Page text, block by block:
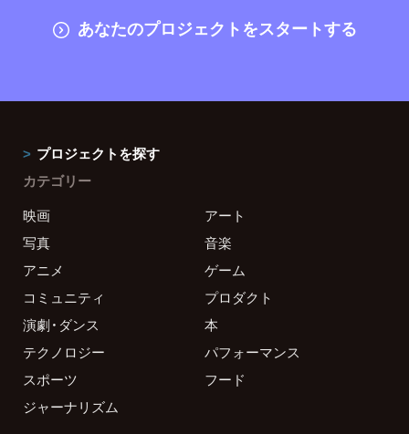
あなたのプロジェクトをスタートする
プロジェクトを探す
カテゴリー
映画
アート
写真
音楽
アニメ
ゲーム
コミュニティ
プロダクト
演劇・ダンス
本
テクノロジー
パフォーマンス
スポーツ
フード
ジャーナリズム